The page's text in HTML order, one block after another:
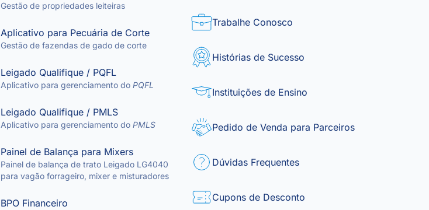
Gestão de propriedades leiteiras
Aplicativo para Pecuária de Corte
Gestão de fazendas de gado de corte
Leigado Qualifique / PQFL
Aplicativo para gerenciamento do PQFL
Leigado Qualifique / PMLS
Aplicativo para gerenciamento do PMLS
Painel de Balança para Mixers
Painel de balança de trato Leigado LG4040
para vagão forrageiro, mixer e misturadores
BPO Financeiro
Trabalhe Conosco
Histórias de Sucesso
Instituições de Ensino
Pedido de Venda para Parceiros
Dúvidas Frequentes
Cupons de Desconto